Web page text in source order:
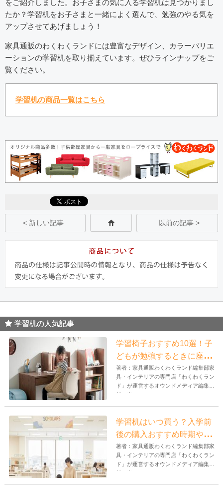
をご紹介しました。お子さまの気に入る学習机は見つかりまし
たか？学習机をお子さまと一緒によく選んで、勉強のやる気を
アップさせてあげましょう！
家具通販のわくわくランドには豊富なデザイン、カラーバリエ
ーションの学習机を取り揃えています。ぜひラインナップをご
覧ください。
学習机の商品一覧はこちら
< 新しい記事 以前の記事 >
学習机の人気記事
学習椅子おすすめ10選！子
どもが勉強するときに座る
イスの選び方とは？
著者：家具通販わくわくランド編集部家
具・インテリアの専門店「わくわくラン
ド」が運営するオウンドメディア編集
学習机はいつ買う？入学前
後の購入おすすめ時期や必
要性を解説！
著者：家具通販わくわくランド編集部家
具・インテリアの専門店「わくわくラン
ド」が運営するオウンドメディア編集
部。家...